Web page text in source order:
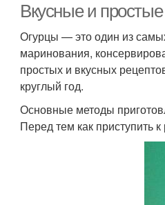
перцем
Вкусные и простые
Огурцы — это один из
маринования,
простых и вкусных
круглый год.
Основные методы
Перед тем как приступить